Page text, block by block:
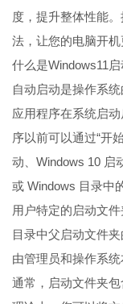
度，提升整体性能
法，让您的电脑开机
什么是Windows11
自动启动是操作系
应用程序在系统启
序以前可以通过“开
动、Windows 10 启
或 Windows 目录中
用户特定的启动文
目录中父启动文件
由管理员和操作系
通常，启动文件夹